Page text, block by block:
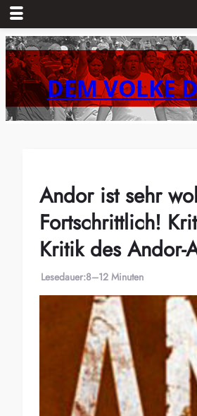
Zum
Inhalt
springenDEM VOLKE
Andor ist sehr
Fortschrittlich!
Kritik des Andor-
Lesedauer:8–12 Minuten